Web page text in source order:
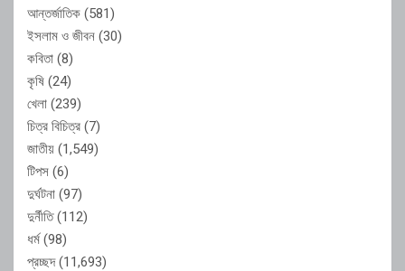
আন্তর্জাতিক (581)
ইসলাম ও জীবন (30)
কবিতা (8)
কৃষি (24)
খেলা (239)
চিত্র বিচিত্র (7)
জাতীয় (1,549)
টিপস (6)
দুর্ঘটনা (97)
দুর্নীতি(112)
ধর্ম(98)
প্রচ্ছদ(11,693)